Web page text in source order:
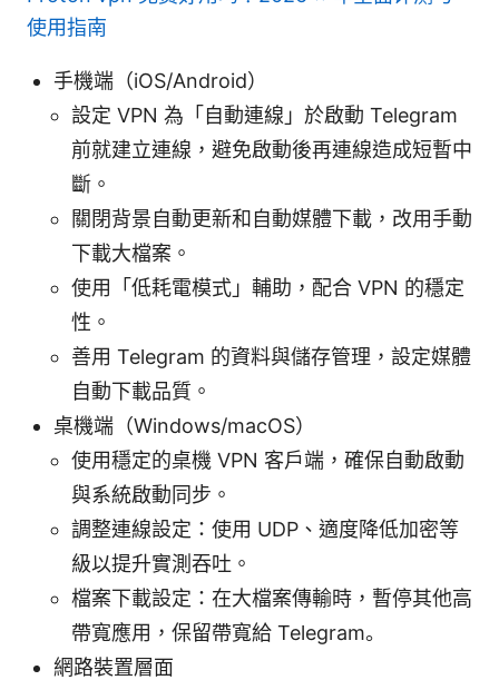
使用指南
手機端（iOS/Android）
設定 VPN 為「自動連線」於啟動 Telegram
前就建立連線，避免啟動後再連線造成短暫中
斷。
關閉背景自動更新和自動媒體下載，改用手動
下載大檔案。
使用「低耗電模式」輔助，配合 VPN 的穩定
性。
善用 Telegram 的資料與儲存管理，設定媒體
自動下載品質。
桌機端（Windows/macOS）
使用穩定的桌機 VPN 客戶端，確保自動啟動
與系統啟動同步。
調整連線設定：使用 UDP、適度降低加密等
級以提升實測吞吐。
檔案下載設定：在大檔案傳輸時，暫停其他高
帶寬應用，保留帶寬給 Telegram。
網路裝置層面